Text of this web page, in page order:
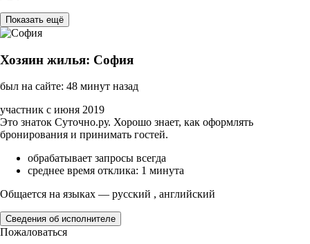
Показать ещё
Хозяин жилья: София
был на сайте: 48 минут назад
участник с июня 2019
Это знаток Суточно.ру. Хорошо знает, как оформлять
бронирования и принимать гостей.
обрабатывает запросы всегда
среднее время отклика: 1 минута
Общается на языках — русский , английский
Сведения об исполнителе
Пожаловаться